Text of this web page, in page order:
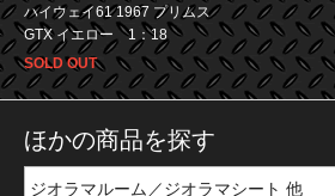
ハイウェイ61 1967 プリムス
GTX イエロー 1：18
SOLD OUT
ほかの商品を探す